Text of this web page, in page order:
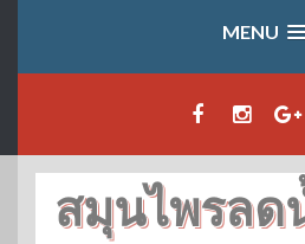
MENU
สมุนไพรลด